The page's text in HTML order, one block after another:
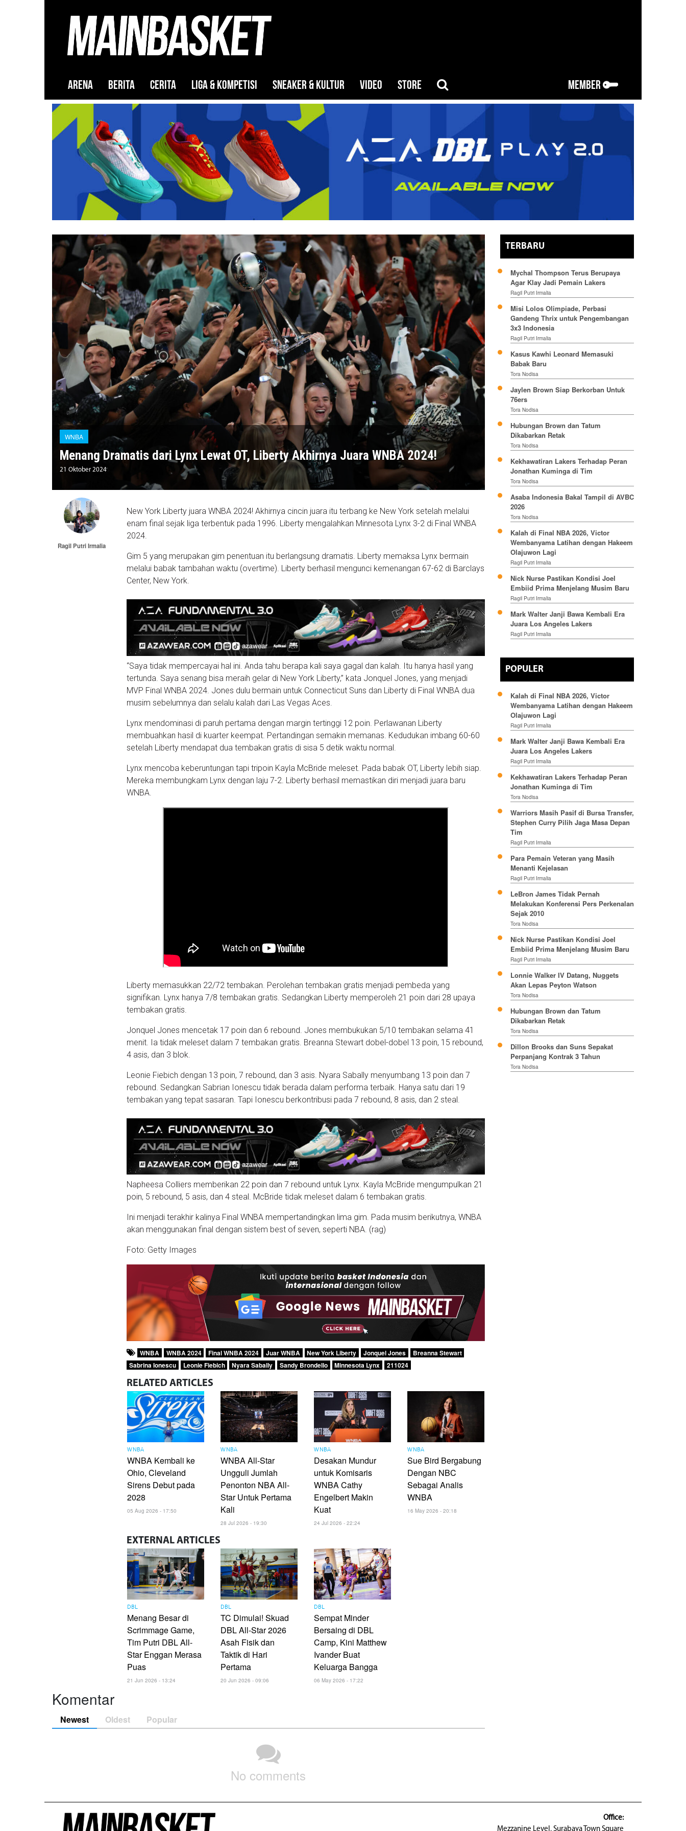
ARENA BERITA CERITA LIGA & KOMPETISI SNEAKER & KULTUR VIDEO STORE MEMBER
WNBA
Menang Dramatis dari Lynx Lewat OT, Liberty Akhirnya Juara WNBA 2024!
21 Oktober 2024
Ragil Putri Irmalia
New York Liberty juara WNBA 2024! Akhirnya cincin juara itu terbang ke New York setelah melalui
enam final sejak liga terbentuk pada 1996. Liberty mengalahkan Minnesota Lynx 3-2 di Final WNBA
2024.
Gim 5 yang merupakan gim penentuan itu berlangsung dramatis. Liberty memaksa Lynx bermain
melalui babak tambahan waktu (overtime). Liberty berhasil mengunci kemenangan 67-62 di Barclays
Center, New York.
“Saya tidak mempercayai hal ini. Anda tahu berapa kali saya gagal dan kalah. Itu hanya hasil yang
tertunda. Saya senang bisa meraih gelar di New York Liberty,” kata Jonquel Jones, yang menjadi
MVP Final WNBA 2024. Jones dulu bermain untuk Connecticut Suns dan Liberty di Final WNBA dua
musim sebelumnya dan selalu kalah dari Las Vegas Aces.
Lynx mendominasi di paruh pertama dengan margin tertinggi 12 poin. Perlawanan Liberty
membuahkan hasil di kuarter keempat. Pertandingan semakin memanas. Kedudukan imbang 60-60
setelah Liberty mendapat dua tembakan gratis di sisa 5 detik waktu normal.
Lynx mencoba keberuntungan tapi tripoin Kayla McBride meleset. Pada babak OT, Liberty lebih siap.
Mereka membungkam Lynx dengan laju 7-2. Liberty berhasil memastikan diri menjadi juara baru
WNBA.
Liberty memasukkan 22/72 tembakan. Perolehan tembakan gratis menjadi pembeda yang
signifikan. Lynx hanya 7/8 tembakan gratis. Sedangkan Liberty memperoleh 21 poin dari 28 upaya
tembakan gratis.
Jonquel Jones mencetak 17 poin dan 6 rebound. Jones membukukan 5/10 tembakan selama 41
menit. Ia tidak meleset dalam 7 tembakan gratis. Breanna Stewart dobel-dobel 13 poin, 15 rebound,
4 asis, dan 3 blok.
Leonie Fiebich dengan 13 poin, 7 rebound, dan 3 asis. Nyara Sabally menyumbang 13 poin dan 7
rebound. Sedangkan Sabrian Ionescu tidak berada dalam performa terbaik. Hanya satu dari 19
tembakan yang tepat sasaran. Tapi Ionescu berkontribusi pada 7 rebound, 8 asis, dan 2 steal.
Napheesa Colliers memberikan 22 poin dan 7 rebound untuk Lynx. Kayla McBride mengumpulkan 21
poin, 5 rebound, 5 asis, dan 4 steal. McBride tidak meleset dalam 6 tembakan gratis.
Ini menjadi terakhir kalinya Final WNBA mempertandingkan lima gim. Pada musim berikutnya, WNBA
akan menggunakan final dengan sistem best of seven, seperti NBA. (rag)
Foto: Getty Images
WNBA WNBA 2024 Final WNBA 2024 Juar WNBA New York Liberty Jonquel Jones
Breanna Stewart
Sabrina Ionescu
Leonie Fiebich Nyara Sabally Sandy Brondello Minnesota Lynx 211024
RELATED ARTICLES
WNBA
WNBA Kembali ke
Ohio, Cleveland
Sirens Debut pada
2028
05 Aug 2026 - 17:50
WNBA
WNBA All-Star
Ungguli Jumlah
Penonton NBA All-
Star Untuk Pertama
Kali
28 Jul 2026 - 19:30
WNBA
Desakan Mundur
untuk Komisaris
WNBA Cathy
Engelbert Makin
Kuat
24 Jul 2026 - 22:24
WNBA
Sue Bird Bergabung
Dengan NBC
Sebagai Analis
WNBA
16 May 2026 - 20:18
EXTERNAL ARTICLES
DBL
Menang Besar di
Scrimmage Game,
Tim Putri DBL All-
Star Enggan Merasa
Puas
21 Jun 2026 - 13:24
DBL
TC Dimulai! Skuad
DBL All-Star 2026
Asah Fisik dan
Taktik di Hari
Pertama
20 Jun 2026 - 09:06
DBL
Sempat Minder
Bersaing di DBL
Camp, Kini Matthew
Ivander Buat
Keluarga Bangga
06 May 2026 - 17:22
Komentar
Newest Oldest Popular
No comments
TERBARU
Mychal Thompson Terus Berupaya
Agar Klay Jadi Pemain Lakers
Ragil Putri Irmalia
Misi Lolos Olimpiade, Perbasi
Gandeng Thrix untuk Pengembangan
3x3 Indonesia
Ragil Putri Irmalia
Kasus Kawhi Leonard Memasuki
Babak Baru
Tora Nodisa
Jaylen Brown Siap Berkorban Untuk
76ers
Tora Nodisa
Hubungan Brown dan Tatum
Dikabarkan Retak
Tora Nodisa
Kekhawatiran Lakers Terhadap Peran
Jonathan Kuminga di Tim
Tora Nodisa
Asaba Indonesia Bakal Tampil di AVBC
2026
Tora Nodisa
Kalah di Final NBA 2026, Victor
Wembanyama Latihan dengan Hakeem
Olajuwon Lagi
Ragil Putri Irmalia
Nick Nurse Pastikan Kondisi Joel
Embiid Prima Menjelang Musim Baru
Ragil Putri Irmalia
Mark Walter Janji Bawa Kembali Era
Juara Los Angeles Lakers
Ragil Putri Irmalia
POPULER
Kalah di Final NBA 2026, Victor
Wembanyama Latihan dengan Hakeem
Olajuwon Lagi
Ragil Putri Irmalia
Mark Walter Janji Bawa Kembali Era
Juara Los Angeles Lakers
Ragil Putri Irmalia
Kekhawatiran Lakers Terhadap Peran
Jonathan Kuminga di Tim
Tora Nodisa
Warriors Masih Pasif di Bursa Transfer,
Stephen Curry Pilih Jaga Masa Depan
Tim
Ragil Putri Irmalia
Para Pemain Veteran yang Masih
Menanti Kejelasan
Ragil Putri Irmalia
LeBron James Tidak Pernah
Melakukan Konferensi Pers Perkenalan
Sejak 2010
Tora Nodisa
Nick Nurse Pastikan Kondisi Joel
Embiid Prima Menjelang Musim Baru
Ragil Putri Irmalia
Lonnie Walker IV Datang, Nuggets
Akan Lepas Peyton Watson
Tora Nodisa
Hubungan Brown dan Tatum
Dikabarkan Retak
Tora Nodisa
Dillon Brooks dan Suns Sepakat
Perpanjang Kontrak 3 Tahun
Tora Nodisa
Office:
Mezzanine Level, Surabaya Town Square